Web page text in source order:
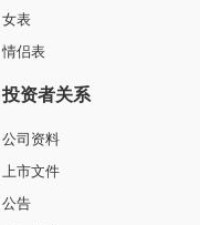
女表
情侣表
投资者关系
公司资料
上市文件
公告